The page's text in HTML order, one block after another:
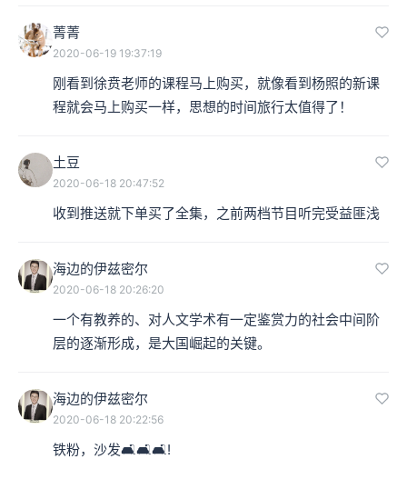
菁菁
2020-06-19 19:37:19
刚看到徐贲老师的课程马上购买，就像看到杨照的新课
程就会马上购买一样，思想的时间旅行太值得了！
土豆
2020-06-18 20:47:52
收到推送就下单买了全集，之前两档节目听完受益匪浅
海边的伊兹密尔
2020-06-18 20:26:20
一个有教养的、对人文学术有一定鉴赏力的社会中间阶
层的逐渐形成，是大国崛起的关键。
海边的伊兹密尔
2020-06-18 20:22:56
铁粉，沙发🛋️🛋️🛋️!